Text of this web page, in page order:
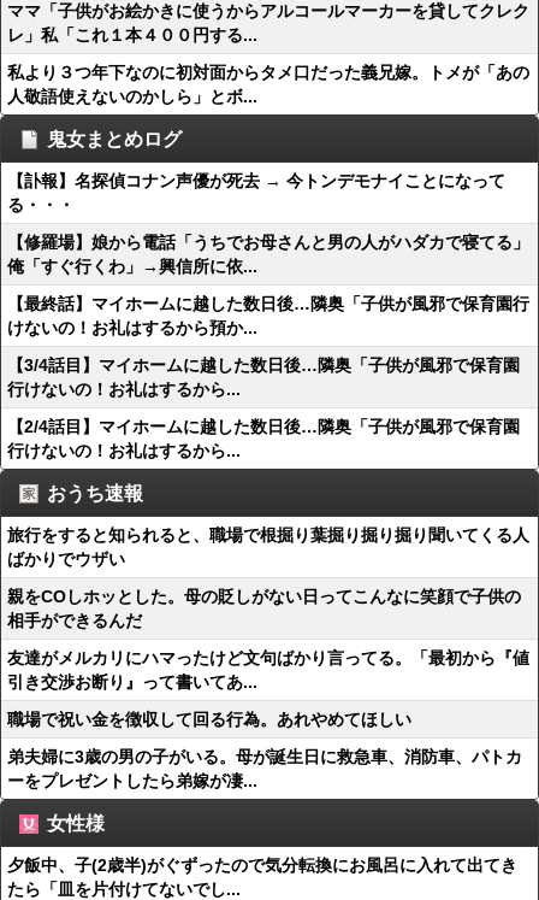
ママ「子供がお絵かきに使うからアルコールマーカーを貸してクレク
レ」私「これ１本４００円する...
私より３つ年下なのに初対面からタメ口だった義兄嫁。トメが「あの
人敬語使えないのかしら」とボ...
鬼女まとめログ
【訃報】名探偵コナン声優が死去 → 今トンデモナイことになって
る・・・
【修羅場】娘から電話「うちでお母さんと男の人がハダカで寝てる」
俺「すぐ行くわ」→興信所に依...
【最終話】マイホームに越した数日後…隣奥「子供が風邪で保育園行
けないの！お礼はするから預か...
【3/4話目】マイホームに越した数日後…隣奥「子供が風邪で保育園
行けないの！お礼はするから...
【2/4話目】マイホームに越した数日後…隣奥「子供が風邪で保育園
行けないの！お礼はするから...
おうち速報
旅行をすると知られると、職場で根掘り葉掘り掘り掘り聞いてくる人
ばかりでウザい
親をCOしホッとした。母の貶しがない日ってこんなに笑顔で子供の
相手ができるんだ
友達がメルカリにハマったけど文句ばかり言ってる。「最初から『値
引き交渉お断り』って書いてあ...
職場で祝い金を徴収して回る行為。あれやめてほしい
弟夫婦に3歳の男の子がいる。母が誕生日に救急車、消防車、パトカ
ーをプレゼントしたら弟嫁が凄...
女性様
夕飯中、子(2歳半)がぐずったので気分転換にお風呂に入れて出てき
たら「皿を片付けてないでし...